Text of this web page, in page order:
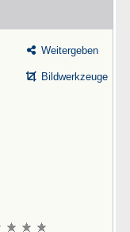
Weitergeben
Bildwerkzeuge